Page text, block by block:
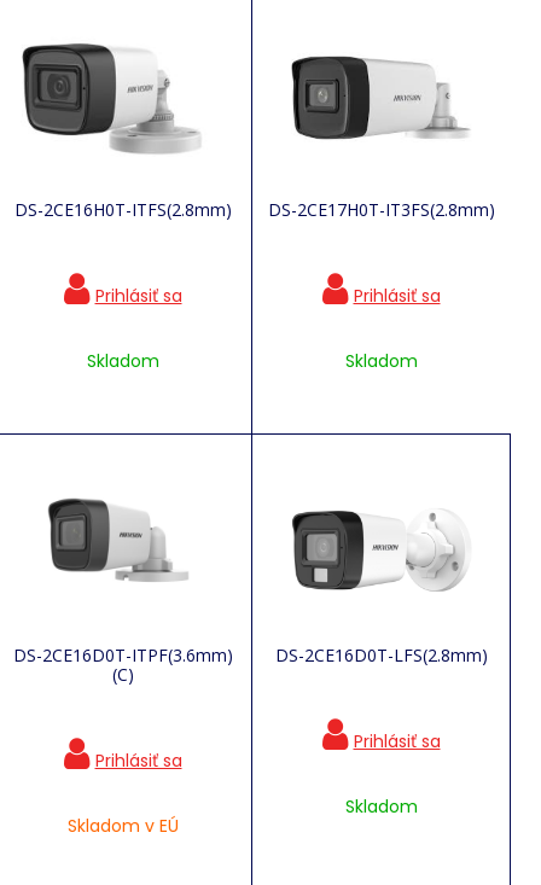
DS-2CE16H0T-ITFS(2.8mm)
Skladom
DS-2CE17H0T-IT3FS(2.8mm)
Skladom
DS-2CE16D0T-ITPF(3.6mm)
(C)
Skladom v EÚ
DS-2CE16D0T-LFS(2.8mm)
Skladom